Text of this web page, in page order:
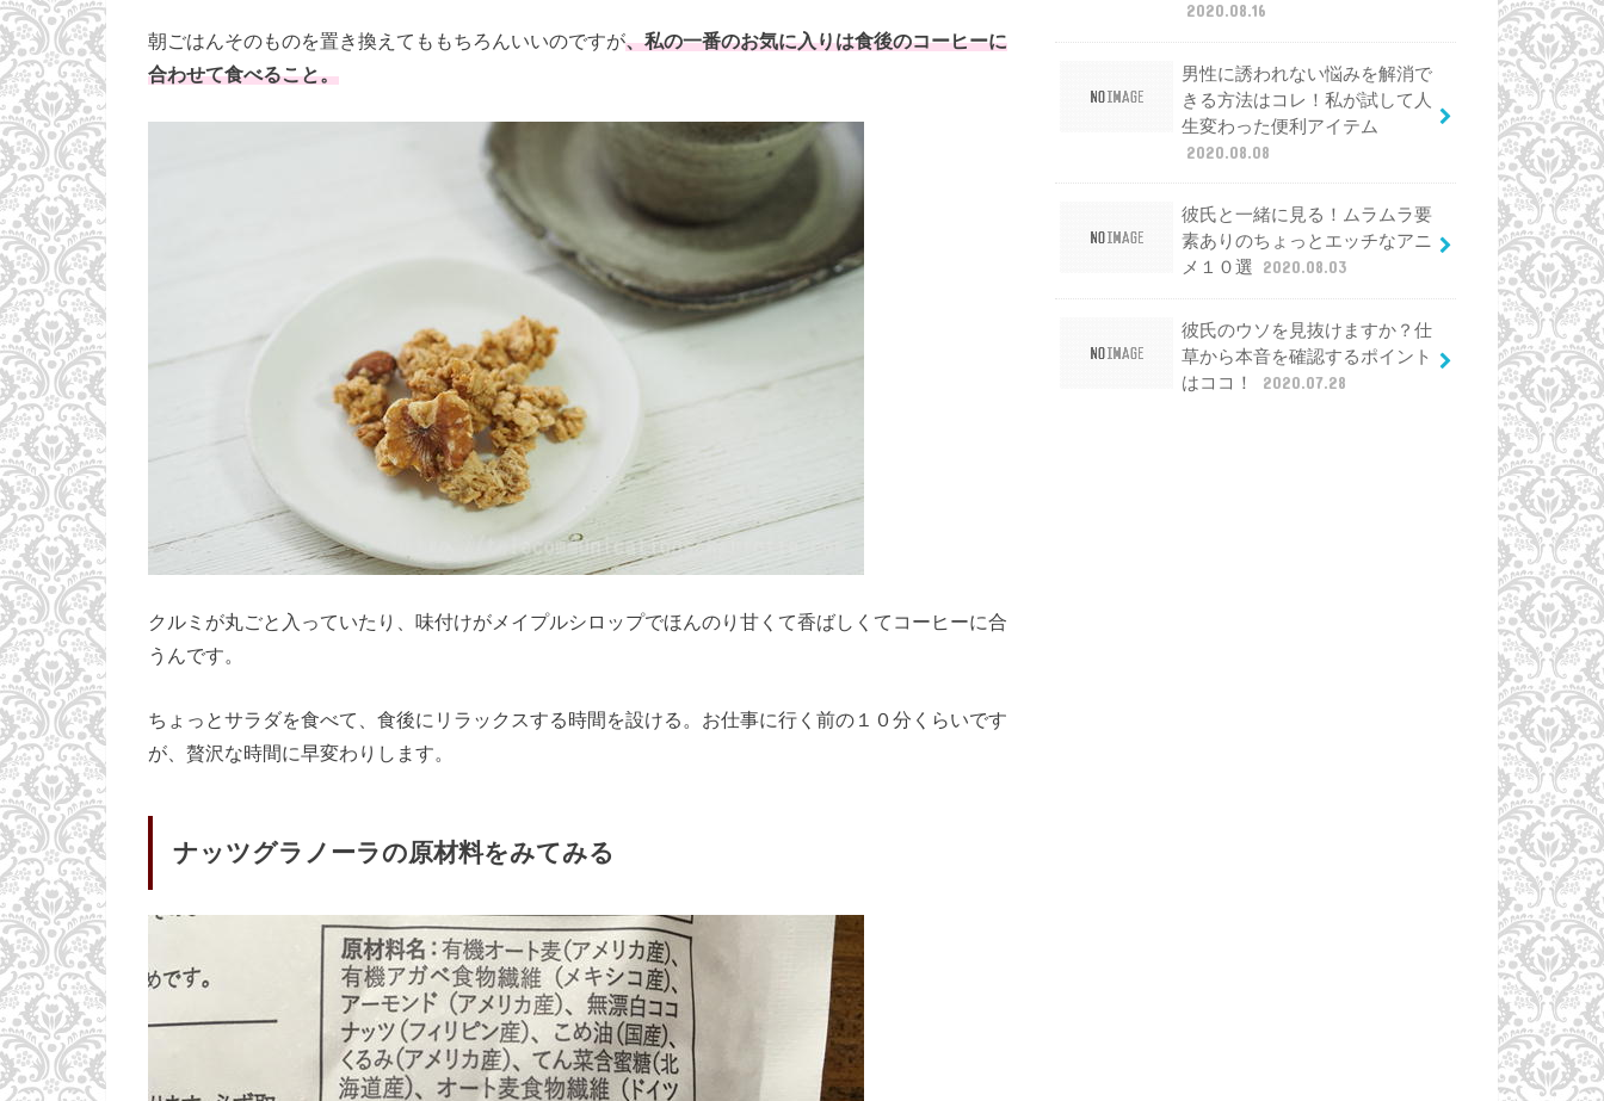
朝ごはんそのものを置き換えてももちろんいいのですが、私の一番のお気に入りは食後のコーヒーに
合わせて食べること。
クルミが丸ごと入っていたり、味付けがメイプルシロップでほんのり甘くて香ばしくてコーヒーに合
うんです。
ちょっとサラダを食べて、食後にリラックスする時間を設ける。お仕事に行く前の１０分くらいです
が、贅沢な時間に早変わりします。
ナッツグラノーラの原材料をみてみる
2020.08.16
男性に誘われない悩みを解消で
きる方法はコレ！私が試して人
生変わった便利アイテム
2020.08.08
彼氏と一緒に見る！ムラムラ要
素ありのちょっとエッチなアニ
メ１０選
2020.08.03
彼氏のウソを見抜けますか？仕
草から本音を確認するポイント
はココ！
2020.07.28